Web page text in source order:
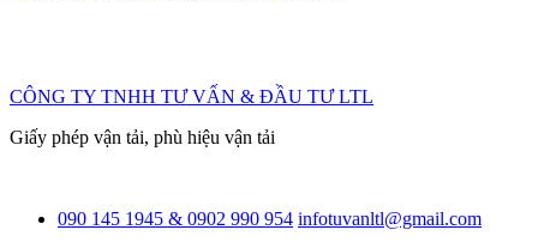
CÔNG TY TNHH TƯ VẤN & ĐẦU TƯ LTL
Giấy phép vận tải, phù hiệu vận tải
090 145 1945 & 0902 990 954 infotuvanltl@gmail.com